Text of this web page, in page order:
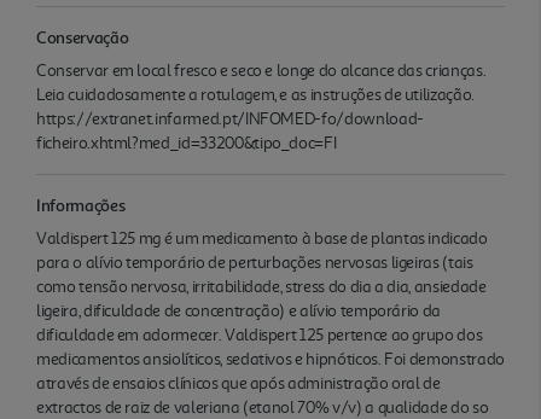
Conservação
Conservar em local fresco e seco e longe do alcance das crianças.
Leia cuidadosamente a rotulagem, e as instruções de utilização.
https://extranet.infarmed.pt/INFOMED-fo/download-
ficheiro.xhtml?med_id=33200&tipo_doc=FI
Informações
Valdispert 125 mg é um medicamento à base de plantas indicado
para o alívio temporário de perturbações nervosas ligeiras (tais
como tensão nervosa, irritabilidade, stress do dia a dia, ansiedade
ligeira, dificuldade de concentração) e alívio temporário da
dificuldade em adormecer. Valdispert 125 pertence ao grupo dos
medicamentos ansiolíticos, sedativos e hipnóticos. Foi demonstrado
através de ensaios clínicos que após administração oral de
extractos de raiz de valeriana (etanol 70% v/v) a qualidade do so